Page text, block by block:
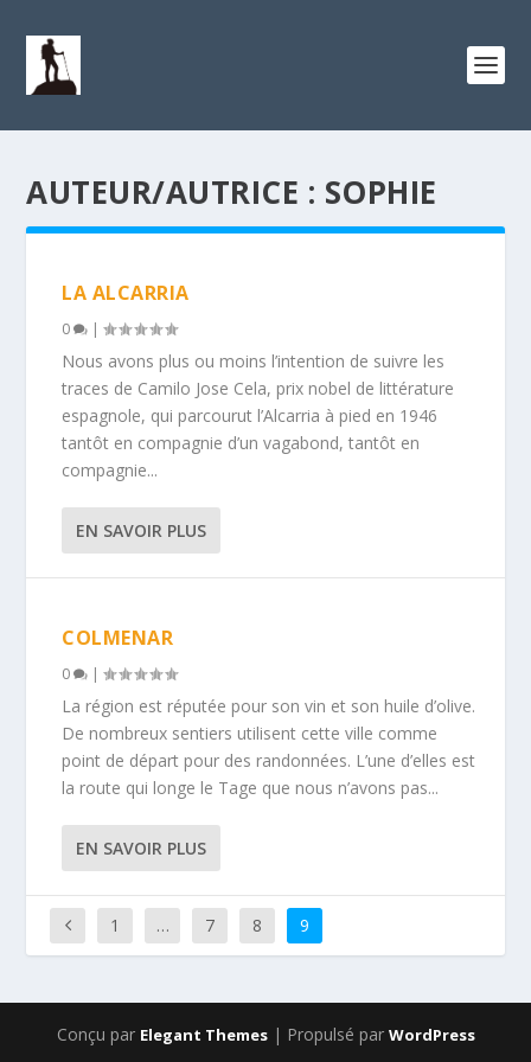
AUTEUR/AUTRICE : SOPHIE
LA ALCARRIA
0 |
Nous avons plus ou moins l’intention de suivre les
traces de Camilo Jose Cela, prix nobel de littérature
espagnole, qui parcourut l’Alcarria à pied en 1946
tantôt en compagnie d’un vagabond, tantôt en
compagnie...
EN SAVOIR PLUS
COLMENAR
0 |
La région est réputée pour son vin et son huile d’olive.
De nombreux sentiers utilisent cette ville comme
point de départ pour des randonnées. L’une d’elles est
la route qui longe le Tage que nous n’avons pas...
EN SAVOIR PLUS
1 … 7 8 9
Conçu par Elegant Themes| Propulsé par WordPress